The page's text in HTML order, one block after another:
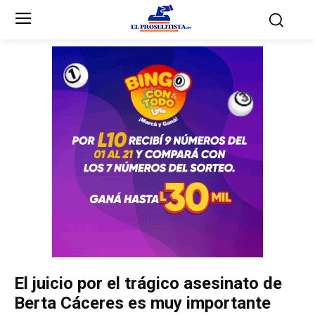
Partidos Políticos
Partido Liberal
Unificación Democrática
Anticorrupción
Partidos Políticos
Partido Liberal
Unificación Democrática
Anticorrupción
El juicio por el trágico asesinato de
Berta Cáceres es muy importante